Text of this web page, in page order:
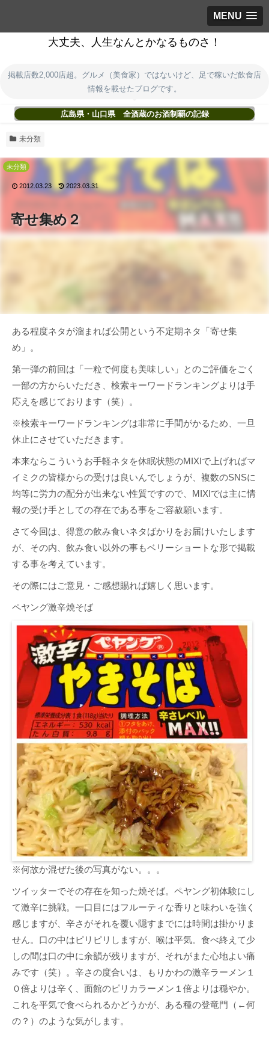
MENU
大丈夫、人生なんとかなるものさ！
掲載店数2,000店超。グルメ（美食家）ではないけど、足で稼いだ飲食店
情報を載せたブログです。
広島県・山口県 全酒蔵のお酒制覇の記録
未分類
寄せ集め２
未分類
2012.03.23 2023.03.31
ある程度ネタが溜まれば公開という不定期ネタ「寄せ集
め」。
第一弾の前回は「一粒で何度も美味しい」とのご評価をごく
一部の方からいただき、検索キーワードランキングよりは手
応えを感じております（笑）。
※検索キーワードランキングは非常に手間がかるため、一旦
休止にさせていただきます。
本来ならこういうお手軽ネタを休眠状態のMIXIで上げればマ
イミクの皆様からの受けは良いんでしょうが、複数のSNSに
均等に労力の配分が出来ない性質ですので、MIXIでは主に情
報の受け手としての存在である事をご容赦願います。
さて今回は、得意の飲み食いネタばかりをお届けいたします
が、その内、飲み食い以外の事もベリーショートな形で掲載
する事を考えています。
その際にはご意見・ご感想賜れば嬉しく思います。
ペヤング激辛焼そば
※何故か混ぜた後の写真がない。。。
ツイッターでその存在を知った焼そば。ペヤング初体験にし
て激辛に挑戦。一口目にはフルーティな香りと味わいを強く
感じますが、辛さがそれを覆い隠すまでには時間は掛かりま
せん。口の中はピリピリしますが、喉は平気。食べ終えて少
しの間は口の中に余韻が残りますが、それがまた心地よい痛
みです（笑）。辛さの度合いは、もりかわの激辛ラーメン１
０倍よりは辛く、面館のピリカラーメン１倍よりは穏やか。
これを平気で食べられるかどうかが、ある種の登竜門（←何
の？）のような気がします。